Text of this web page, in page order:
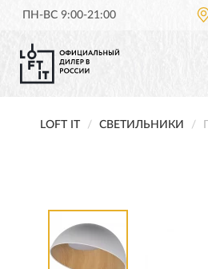
ПН-ВС 9:00-21:00
LOFT IT СВЕТИЛЬНИКИ